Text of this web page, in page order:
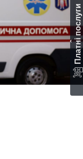
‹Платні послуги